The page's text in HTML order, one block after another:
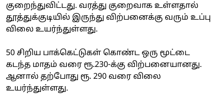
குறைந்துவிட்டது. வரத்து குறைவாக உள்ளதால்
தூத்துக்குடியில் இருந்து விற்பனைக்கு வரும் உப்பு
விலை உயர்ந்துள்ளது.
50 சிறிய பாக்கெட்டுகள் கொண்ட ஒரு மூட்டை
கடந்த மாதம் வரை ரூ.230-க்கு விற்பனையானது.
ஆனால் தற்போது ரூ. 290 வரை விலை
உயர்ந்துள்ளது.